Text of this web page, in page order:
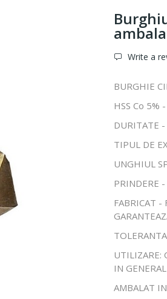
Write a
BURGHIE
HSS Co 5%
DURITATE
TIPUL DE
UNGHIUL
PRINDERE
FABRICAT -
UTILIZARE:
IN
AMBALAT